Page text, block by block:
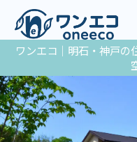
ワンエコ｜明石・神戸の